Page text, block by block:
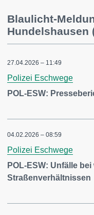
Blaulicht-
Hundelshausen
27.04.2026 – 11:49
Polizei Eschwege
POL-ESW:
04.02.2026 – 08:59
Polizei Eschwege
POL-ESW: Unfälle
Straßenverhältnissen